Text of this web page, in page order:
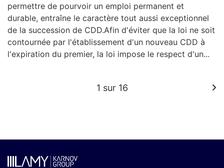
permettre de pourvoir un emploi permanent et
durable, entraîne le caractère tout aussi exceptionnel
de la succession de CDD.Afin d'éviter que la loi ne soit
contournée par l'établissement d'un nouveau CDD à
l'expiration du premier, la loi impose le respect d'un...
1 sur 16